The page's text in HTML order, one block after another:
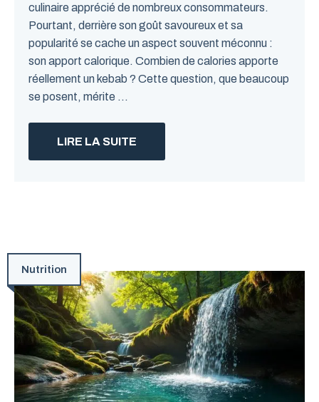
culinaire apprécié de nombreux consommateurs.
Pourtant, derrière son goût savoureux et sa
popularité se cache un aspect souvent méconnu :
son apport calorique. Combien de calories apporte
réellement un kebab ? Cette question, que beaucoup
se posent, mérite ...
LIRE LA SUITE
Nutrition